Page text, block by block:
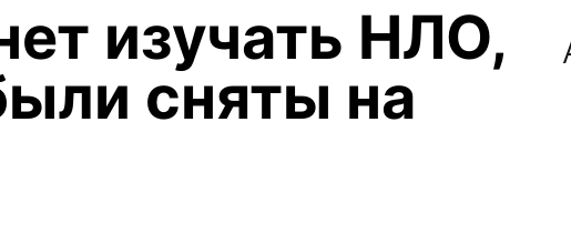
изучать НЛО,
сняты на